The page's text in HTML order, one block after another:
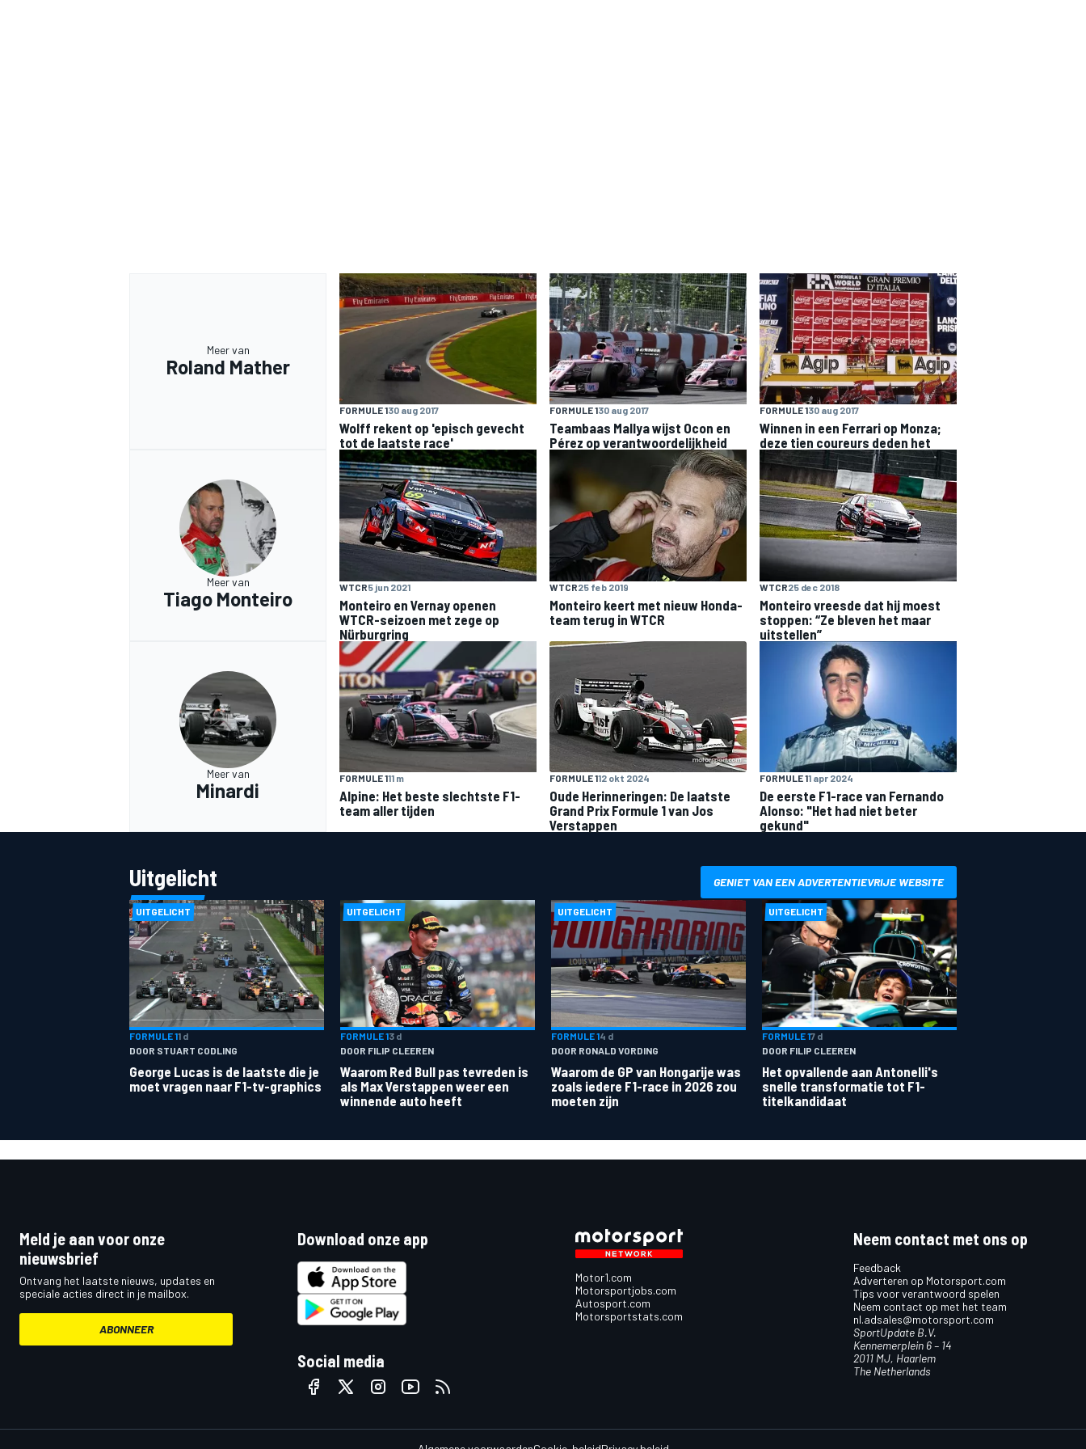
MEER RACEKLASSEN
Meer van
Roland Mather
FORMULE 130 aug 2017
Wolff rekent op 'episch gevecht
tot de laatste race'
FORMULE 130 aug 2017
Teambaas Mallya wijst Ocon en
Pérez op verantwoordelijkheid
FORMULE 130 aug 2017
Winnen in een Ferrari op Monza;
deze tien coureurs deden het
Meer van
Tiago Monteiro
WTCR5 jun 2021
Monteiro en Vernay openen
WTCR-seizoen met zege op
Nürburgring
WTCR25 feb 2019
Monteiro keert met nieuw Honda-
team terug in WTCR
WTCR25 dec 2018
Monteiro vreesde dat hij moest
stoppen: “Ze bleven het maar
uitstellen”
Meer van
Minardi
FORMULE 111 m
Alpine: Het beste slechtste F1-
team aller tijden
FORMULE 112 okt 2024
Oude Herinneringen: De laatste
Grand Prix Formule 1 van Jos
Verstappen
FORMULE 11 apr 2024
De eerste F1-race van Fernando
Alonso: "Het had niet beter
gekund"
Uitgelicht GENIET VAN EEN ADVERTENTIEVRIJE WEBSITE
UITGELICHT
FORMULE 11 d
DOOR STUART CODLING
George Lucas is de laatste die je
moet vragen naar F1-tv-graphics
UITGELICHT
FORMULE 13 d
DOOR FILIP CLEEREN
Waarom Red Bull pas tevreden is
als Max Verstappen weer een
winnende auto heeft
UITGELICHT
FORMULE 14 d
DOOR RONALD VORDING
Waarom de GP van Hongarije was
zoals iedere F1-race in 2026 zou
moeten zijn
UITGELICHT
FORMULE 17 d
DOOR FILIP CLEEREN
Het opvallende aan Antonelli's
snelle transformatie tot F1-
titelkandidaat
Meld je aan voor onze
nieuwsbrief
Ontvang het laatste nieuws, updates en
speciale acties direct in je mailbox.
ABONNEER
Download onze app
Social media
Motor1.com
Motorsportjobs.com
Autosport.com
Motorsportstats.com
Neem contact met ons op
Feedback
Adverteren op Motorsport.com
Tips voor verantwoord spelen
Neem contact op met het team
nl.adsales@motorsport.com
SportUpdate B.V.
Kennemerplein 6 – 14
2011 MJ, Haarlem
The Netherlands